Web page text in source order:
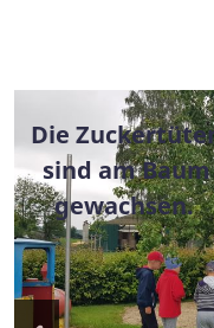
Unser schöner
Garten.
Die
sind am Baum
gewachsen.
Im
Wir ziehen mit
Kuchenfuhre
durchs Dorf.
Spielen auf
Hof.
Unser
Mittagsruhe in
Kita.
Unser
Unsere Bahn
bis zum
Jeden Morgen
Frühstück in
unserer Kita.
am
Spielen und
Lernen in der
Kita...
Wir feiern
Im Wald...
Wir bauen
"Bude" im